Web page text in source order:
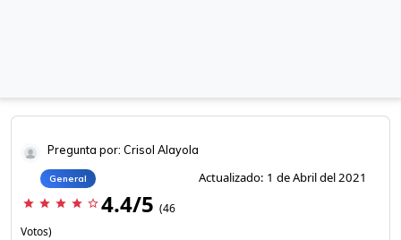
Pregunta por: Crisol Alayola
General Actualizado: 1 de Abril del 2021
star star star star star_border 4.4/5 (46
Votos)